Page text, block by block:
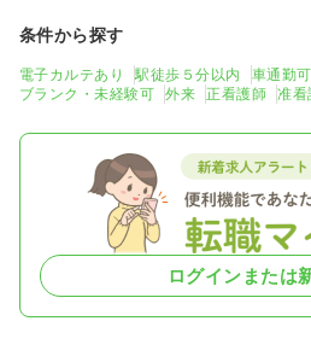
条件から探す
電子カルテあり 駅徒歩５分以内
車通勤
ブランク・未経験可
外来 正看護師 准看
ログインまたは